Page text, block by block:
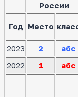
России
Год Место
2023
2
абс
2022
1 абс